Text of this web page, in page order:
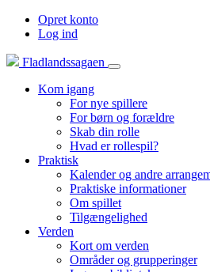
Opret konto
Log ind
Fladlandssagaen
Kom igang
For nye spillere
For børn og forældre
Skab din rolle
Hvad er rollespil?
Praktisk
Kalender og andre
Praktiske informationer
Om spillet
Tilgængelighed
Verden
Kort om verden
Områder og grupperinger